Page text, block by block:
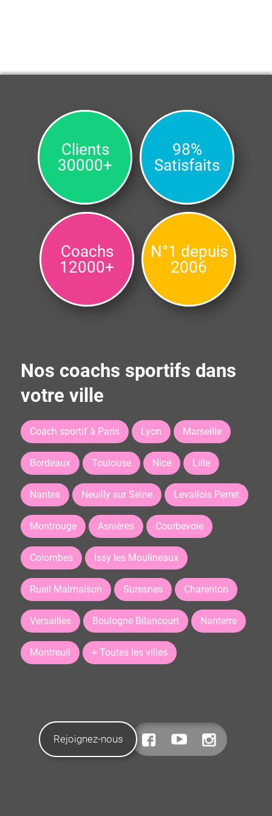
Clients
30000+
98%
Satisfaits
Coachs
12000+
N°1 depuis
2006
Nos coachs sportifs dans
votre ville
Coach sportif à Paris Lyon Marseille
Bordeaux Toulouse Nice Lille
Nantes Neuilly sur Seine Levallois Perret
Montrouge Asnières Courbevoie
Colombes Issy les Moulineaux
Rueil Malmaison Suresnes Charenton
Versailles Boulogne Bilancourt Nanterre
Montreuil + Toutes les villes
Rejoignez-nous